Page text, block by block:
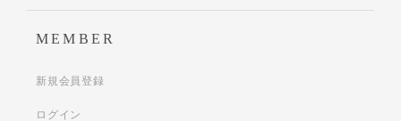
MEMBER
新規会員登録
ログイン